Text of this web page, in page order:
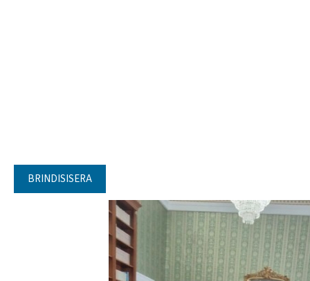
BRINDISISERA